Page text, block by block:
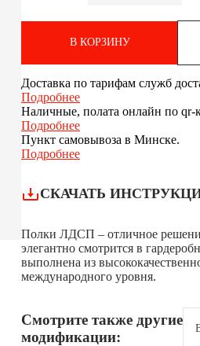
В КОРЗИНУ
Доставка по тарифам служб
Подробнее
Наличные, полата онлайн по qr-
Подробнее
Пункт самовывоза в Минске.
Подробнее
СКАЧАТЬ
Полки ЛДСП – отличное
элегантно смотрится в
выполнена из
международного уровня.
Смотрите также другие
модификации: